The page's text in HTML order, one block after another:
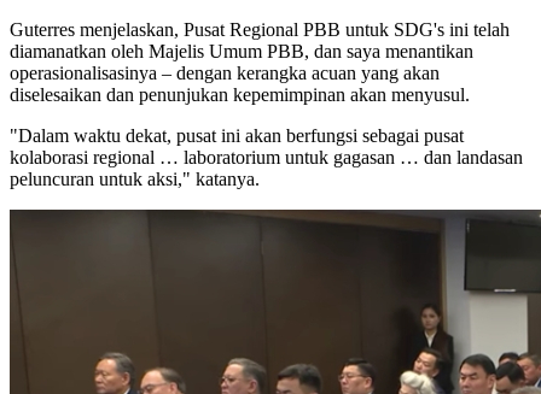
Guterres menjelaskan, Pusat Regional PBB untuk SDG's ini telah
diamanatkan oleh Majelis Umum PBB, dan saya menantikan
operasionalisasinya – dengan kerangka acuan yang akan
diselesaikan dan penunjukan kepemimpinan akan menyusul.
"Dalam waktu dekat, pusat ini akan berfungsi sebagai pusat
kolaborasi regional … laboratorium untuk gagasan … dan landasan
peluncuran untuk aksi," katanya.